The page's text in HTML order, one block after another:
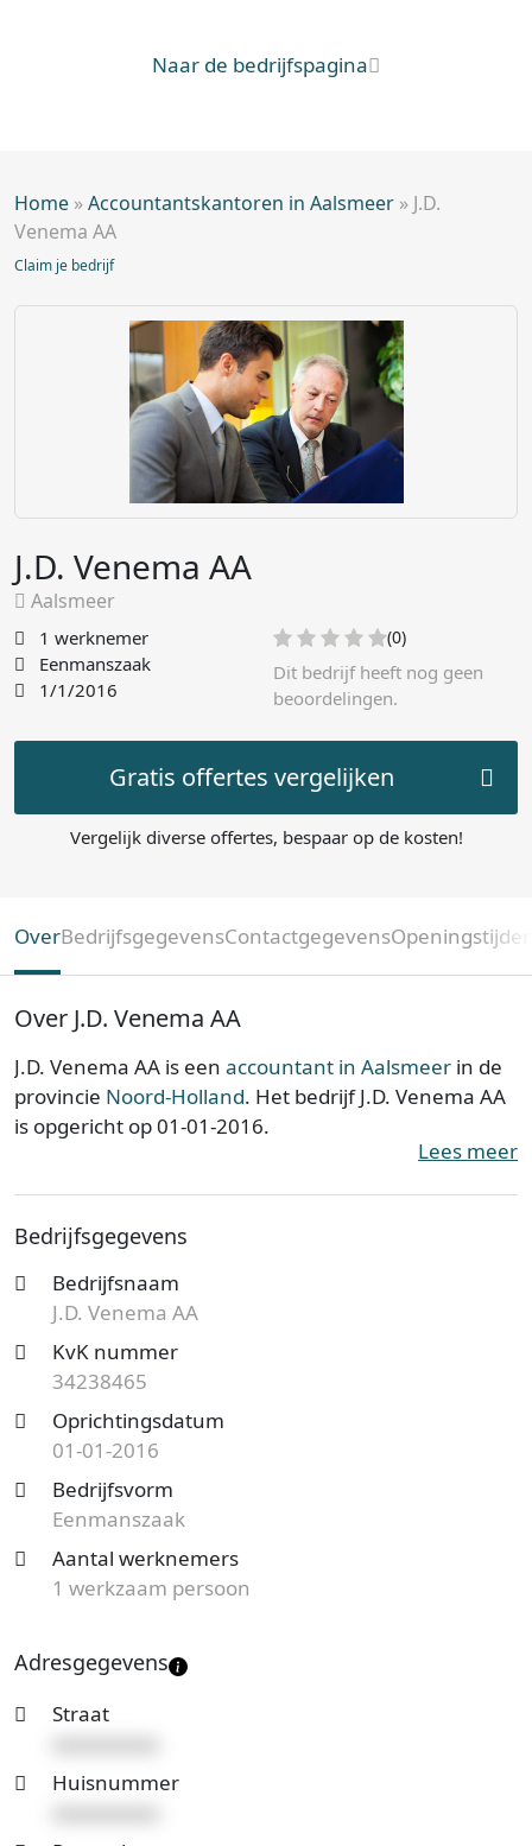
Naar de bedrijfspagina
Home »Accountantskantoren in Aalsmeer » J.D.
Venema AA
Claim je bedrijf
J.D. Venema AA
Aalsmeer
1 werknemer
Eenmanszaak
1/1/2016
(0)
Dit bedrijf heeft nog geen
beoordelingen.
Gratis offertes vergelijken
Vergelijk diverse offertes, bespaar op de kosten!
OverBedrijfsgegevensContactgegevens
Over J.D. Venema AA
J.D. Venema AA is een accountant in Aalsmeer in de
provincie Noord-Holland. Het bedrijf J.D. Venema AA
is opgericht op 01-01-2016.
nummer 34238465. De ondernemingsvorm is een
Onderstaand vind je meer gegevens van dit bedrijf.
Op zoek naar een accountantskantoor uit Aalsmeer
en benieuwd naar de prijzen en mogelijkheden?
Start nu je gratis offerteaanvraag
spoedig reactie. Vergelijk het aanbod en bespaar op
Lees meer
Bedrijfsgegevens
Bedrijfsnaam
J.D. Venema AA
KvK nummer
34238465
Oprichtingsdatum
01-01-2016
Bedrijfsvorm
Eenmanszaak
Aantal werknemers
1 werkzaam persoon
Adresgegevens
Straat
Huisnummer